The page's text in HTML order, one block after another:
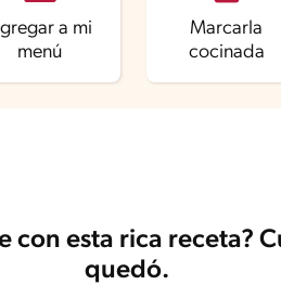
a mi
menú
Marcarla
cocinada
con esta rica receta?
quedó.